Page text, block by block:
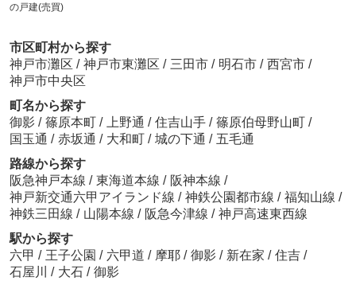
の戸建(売買)
市区町村から探す
神戸市灘区 / 神戸市東灘区 / 三田市 / 明石市 / 西宮市 /
神戸市中央区
町名から探す
御影 / 篠原本町 / 上野通 / 住吉山手 / 篠原伯母野山町 /
国玉通 / 赤坂通 / 大和町 / 城の下通 / 五毛通
路線から探す
阪急神戸本線 / 東海道本線 / 阪神本線 /
神戸新交通六甲アイランド線 / 神鉄公園都市線 / 福知山線 /
神鉄三田線 / 山陽本線 / 阪急今津線 / 神戸高速東西線
駅から探す
六甲 / 王子公園 / 六甲道 / 摩耶 / 御影 / 新在家 / 住吉 /
石屋川
/ 大石 / 御影